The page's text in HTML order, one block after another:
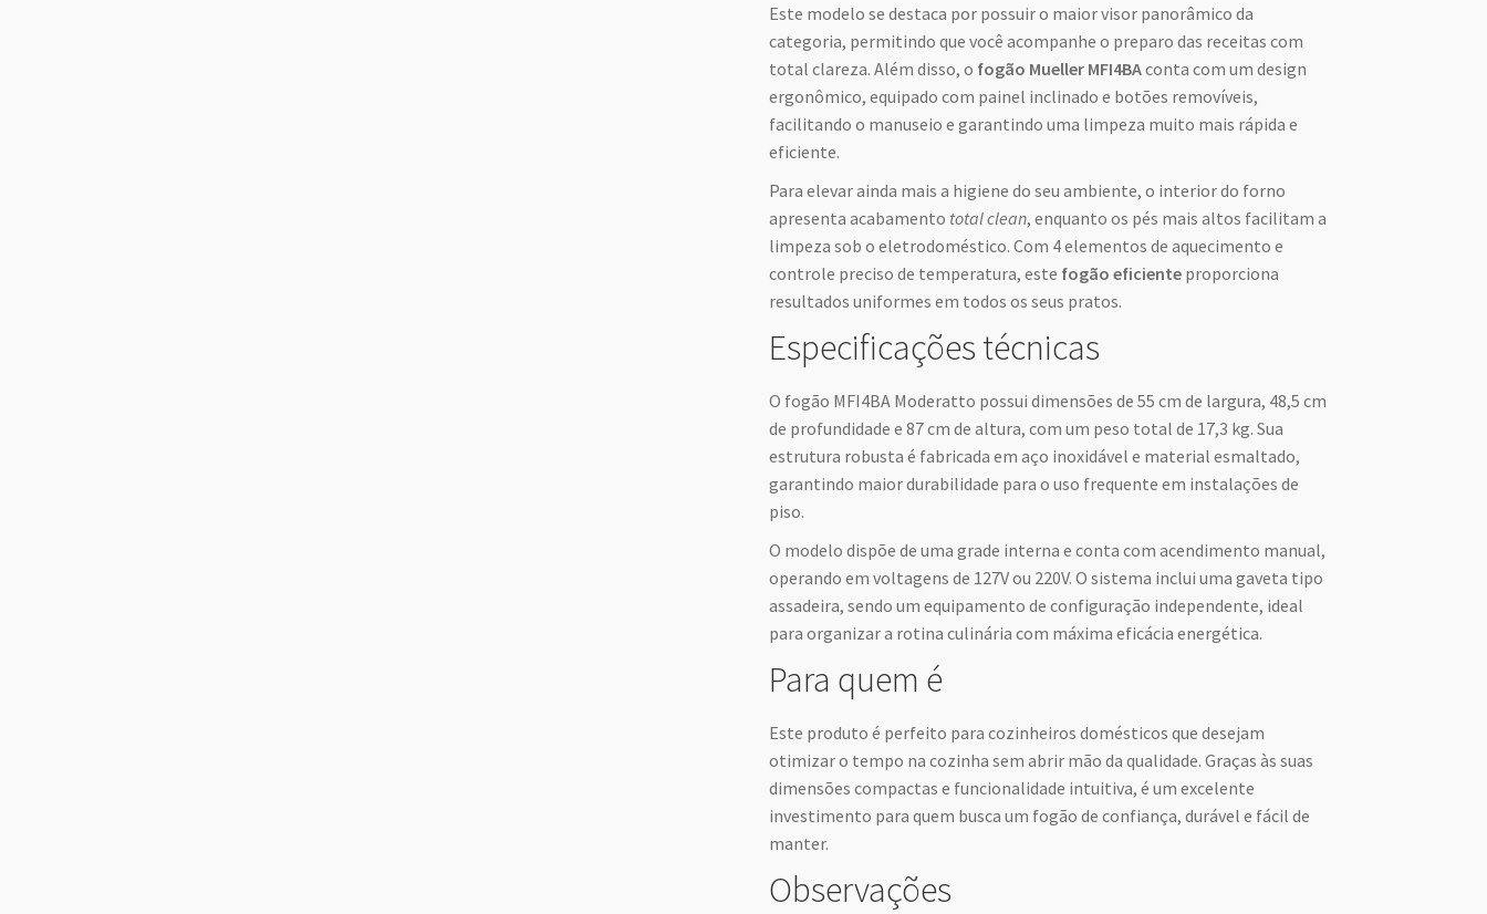
Este modelo se destaca por possuir o maior visor panorâmico da
categoria, permitindo que você acompanhe o preparo das receitas com
total clareza. Além disso, o fogão Mueller MFI4BAconta com um design
ergonômico, equipado com painel inclinado e botões removíveis,
facilitando o manuseio e garantindo uma limpeza muito mais rápida e
eficiente.
Para elevar ainda mais a higiene do seu ambiente, o interior do forno
apresenta acabamento total clean, enquanto os pés mais altos facilitam a
limpeza sob o eletrodoméstico. Com 4 elementos de aquecimento e
controle preciso de temperatura, este fogão eficiente proporciona
resultados uniformes em todos os seus pratos.
Especificações técnicas
O fogão MFI4BA Moderatto possui dimensões de 55 cm de largura, 48,5 cm
de profundidade e 87 cm de altura, com um peso total de 17,3 kg. Sua
estrutura robusta é fabricada em aço inoxidável e material esmaltado,
garantindo maior durabilidade para o uso frequente em instalações de
piso.
O modelo dispõe de uma grade interna e conta com acendimento manual,
operando em voltagens de 127V ou 220V. O sistema inclui uma gaveta tipo
assadeira, sendo um equipamento de configuração independente, ideal
para organizar a rotina culinária com máxima eficácia energética.
Para quem é
Este produto é perfeito para cozinheiros domésticos que desejam
otimizar o tempo na cozinha sem abrir mão da qualidade. Graças às suas
dimensões compactas e funcionalidade intuitiva, é um excelente
investimento para quem busca um fogão de confiança, durável e fácil de
manter.
Observações